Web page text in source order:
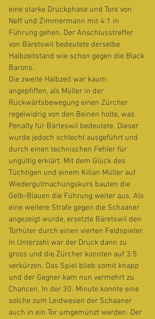
eine starke Druckphase und Tore von
Neff und Zimmermann mit 4:1 in
Führung gehen. Der Anschlusstreffer
von Bäretswil bedeutete derselbe
Halbzeitstand wie schon gegen die Black
Barons.
Die zweite Halbzeit war kaum
angepfiffen, als Müller in der
Rückwärtsbewegung einen Zürcher
regelwidrig von den Beinen holte, was
Penalty für Bärteswil bedeutete. Dieser
wurde jedoch schlecht ausgeführt und
durch einen technischen Fehler für
ungültig erklärt. Mit dem Glück des
Tüchtigen und einem Kilian Müller auf
Wiedergutmachungskurs bauten die
Gelb-Blauen die Führung weiter aus. Als
eine weitere Strafe gegen die Schaaner
angezeigt wurde, ersetzte Bäretswil den
Torhüter durch einen vierten Feldspieler.
In Unterzahl war der Druck dann zu
gross und die Zürcher konnten auf 3:5
verkürzen. Das Spiel blieb somit knapp
und der Gegner kam nun vermehrt zu
Chancen. In der 30. Minute konnte eine
solche zum Leidwesen der Schaaner
auch in ein Tor umgemünzt werden. Der